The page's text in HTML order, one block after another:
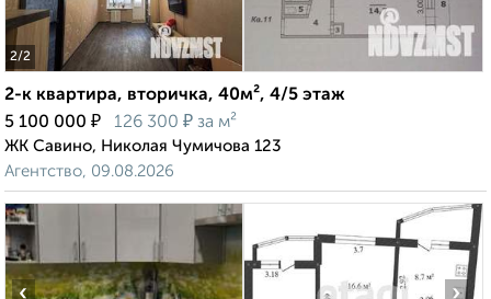
2/2
2-к квартира, вторичка, 40м², 4/5 этаж
5 100 000 ₽ 126 300 ₽ за м²
ЖК Савино, Николая Чумичова 123
Агентство, 09.08.2026
‹ ›